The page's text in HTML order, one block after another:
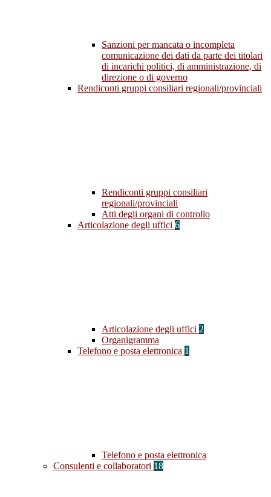
Sanzioni per mancata o incompleta
comunicazione dei dati da parte dei titolari
di incarichi politici, di amministrazione, di
direzione o di governo
Rendiconti gruppi consiliari regionali/provinciali
Rendiconti gruppi consiliari
regionali/provinciali
Atti degli organi di controllo
Articolazione degli uffici 6
Articolazione degli uffici 2
Organigramma
Telefono e posta elettronica 1
Telefono e posta elettronica
Consulenti e collaboratori 18